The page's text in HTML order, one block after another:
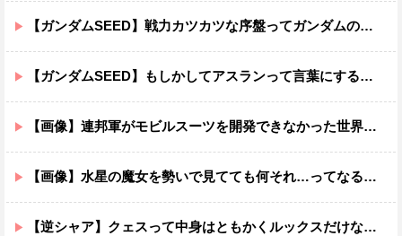
【ガンダムSEED】戦力カツカツな序盤ってガンダムの中だと割と珍しい気がする
【ガンダムSEED】もしかしてアスランって言葉にするのが下手なだけでめっちゃいい人なのでは？
【画像】連邦軍がモビルスーツを開発できなかった世界線のガンダムｗｗｗｗｗｗｗ
【画像】水星の魔女を勢いで見てても何それ…ってなる部分ｗｗｗｗｗｗｗｗ
【逆シャア】クェスって中身はともかくルックスだけなら最高だな